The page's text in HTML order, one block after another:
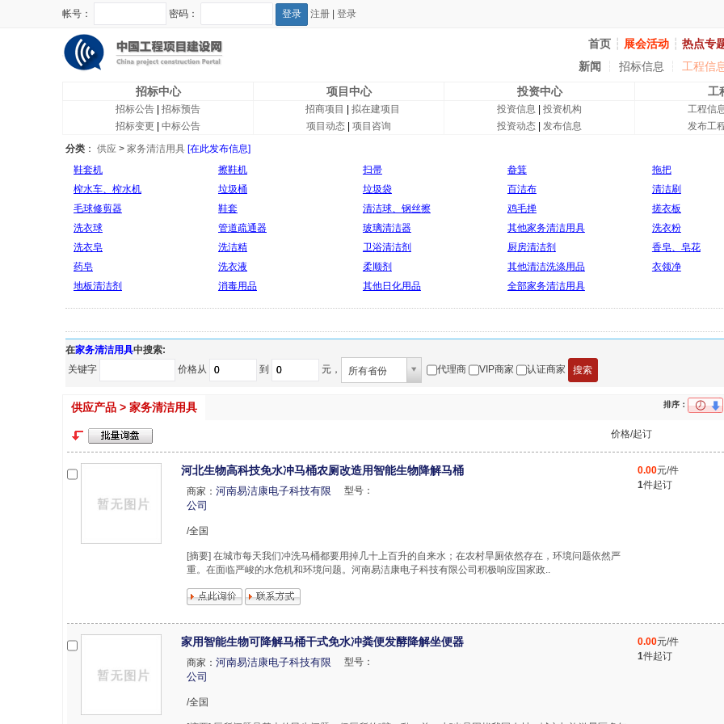
帐号： 密码： 注册 登录
首页 ┆ 展会活动 ┆ 热点专
新闻
招标信息
工程信
招标中心
项目中心 投资中心 工
招标公告
招标预告
招标变更
中标公告
招商项目
拟在建项目
项目动态
项目咨询
投资信息
投资机构
投资动态
发布信息
工程信
发布工
分类 ： 供应 > 家务清洁用具 [在此发布信息]
鞋套机
擦鞋机 扫帚 畚箕
拖把
榨水车、榨水机
垃圾桶 垃圾袋 百洁布
清洁刷
毛球修剪器
鞋套 清洁球、钢丝擦 鸡毛掸
搓衣板
洗衣球
管道疏通器 玻璃清洁器 其他家务清洁用具
洗衣粉
洗衣皂
洗洁精 卫浴清洁剂 厨房清洁剂
香皂、皂花
药皂
洗衣液 柔顺剂 其他清洁洗涤用品
衣领净
地板清洁剂
消毒用品 其他日化用品 全部家务清洁用具
在家务清洁用具中搜索:
关键字
价格从 到 元， 所有省份 代理商 VIP商家 认证商家
供应产品 > 家务清洁用具 排序：
价格/起订
河北生物高科技免水冲马桶农厕改造用智能生物降解马桶
商家： 河南易洁康电子科技有限
公司
型号：
/全国
[摘要] 在城市每天我们冲洗马桶都要用掉几十上百升的自来水；在农村旱厕依然存在，环境问题依然严
重。在面临严峻的水危机和环境问题。河南易洁康电子科技有限公司积极响应国家政..
0.00元/件
1件起订
家用智能生物可降解马桶干式免水冲粪便发酵降解坐便器
商家： 河南易洁康电子科技有限
公司
型号：
/全国
0.00元/件
1件起订